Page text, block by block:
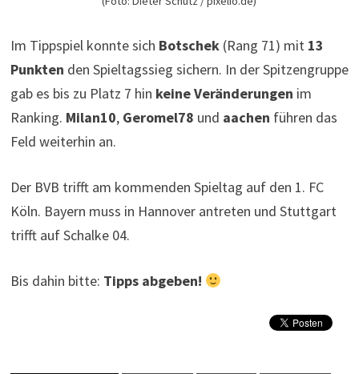
Im Tippspiel konnte sich Botschek (Rang 71) mit 13
Punkten den Spieltagssieg sichern. In der Spitzengruppe
gab es bis zu Platz 7 hin keine Veränderungen im
Ranking. Milan10, Geromel78 und aachen führen das
Feld weiterhin an.
Der BVB trifft am kommenden Spieltag auf den 1. FC
Köln. Bayern muss in Hannover antreten und Stuttgart
trifft auf Schalke 04.
Bis dahin bitte: Tipps abgeben!